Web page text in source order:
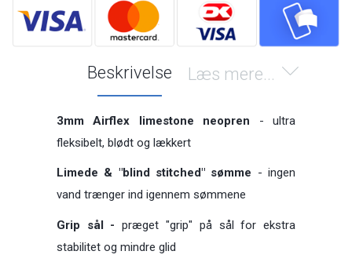
Læs mere...
Beskrivelse
3mm Airflex limestone neopren - ultra
fleksibelt, blødt og lækkert
Limede & "blind stitched" sømme - ingen
vand trænger ind igennem sømmene
Grip sål -præget "grip" på sål for ekstra
stabilitet og mindre glid